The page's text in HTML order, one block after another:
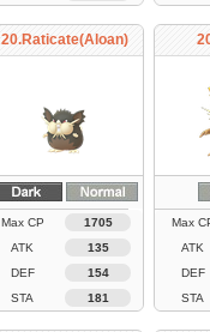
20.Raticate(Aloan)
Max CP
1705
ATK
135
DEF
154
STA
181
Max
ATK
DEF
STA